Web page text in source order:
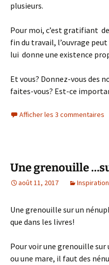
plusieurs.
Pour moi, c’est gratifiant de
fin du travail, l’ouvrage
lui donne une existence
Et vous? Donnez-vous des
faites-vous? Est-ce
Afficher les 3 commentaires
Une grenouille
août 11, 2017
Une grenouille sur un
que dans les livres!
Pour voir une grenouille
ou une mare, il faut des